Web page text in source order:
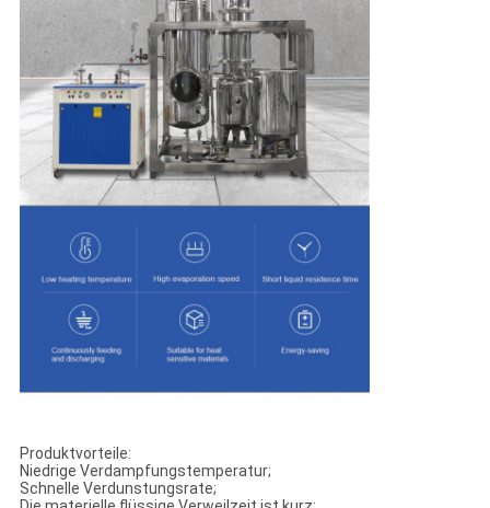
Produktvorteile:
Niedrige Verdampfungstemperatur;
Schnelle Verdunstungsrate;